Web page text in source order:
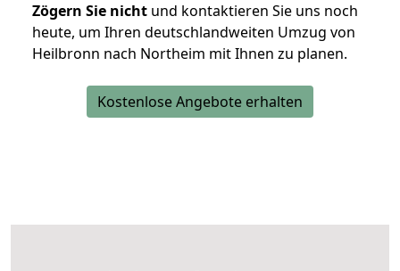
Zögern Sie nicht und kontaktieren Sie uns noch
heute, um Ihren deutschlandweiten Umzug von
Heilbronn nach Northeim mit Ihnen zu planen.
Kostenlose Angebote erhalten